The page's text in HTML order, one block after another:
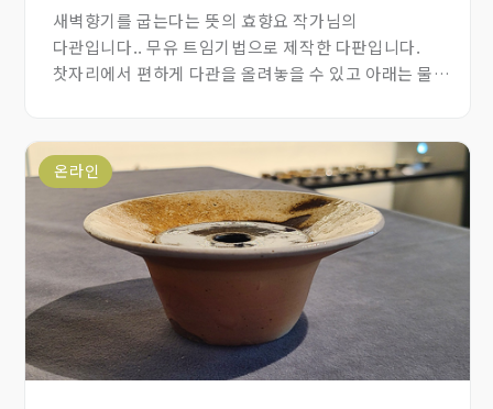
새벽향기를 굽는다는 뜻의 효향요 작가님의
다관입니다.. 무유 트임기법으로 제작한 다판입니다.
찻자리에서 편하게 다관을 올려놓을 수 있고 아래는 물을
온라인